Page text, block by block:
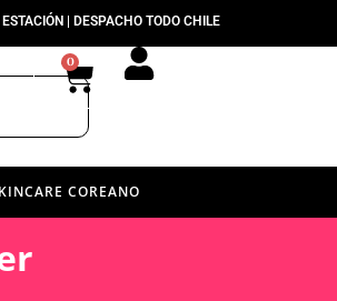
| DESPACHO TODO CHILE
0
COREANO